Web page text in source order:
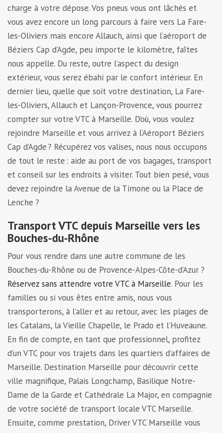
charge à votre dépose. Vos pneus vous ont lâchés et
vous avez encore un long parcours à faire vers La Fare-
les-Oliviers mais encore Allauch, ainsi que l’aéroport de
Béziers Cap d’Agde, peu importe le kilomètre, faîtes
nous appelle. Du reste, outre l’aspect du design
extérieur, vous serez ébahi par le confort intérieur. En
dernier lieu, quelle que soit votre destination, La Fare-
les-Oliviers, Allauch et Lançon-Provence, vous pourrez
compter sur votre VTC à Marseille. D’où, vous voulez
rejoindre Marseille et vous arrivez à l’Aéroport Béziers
Cap d’Agde ? Récupérez vos valises, nous nous occupons
de tout le reste : aide au port de vos bagages, transport
et conseil sur les endroits à visiter. Tout bien pesé, vous
devez rejoindre la Avenue de la Timone ou la Place de
Lenche ?
Transport VTC depuis Marseille vers les
Bouches-du-Rhône
Pour vous rendre dans une autre commune de les
Bouches-du-Rhône ou de Provence-Alpes-Côte-d’Azur ?
Réservez sans attendre votre VTC à Marseille. Pour les
familles ou si vous êtes entre amis, nous vous
transporterons, à l’aller et au retour, avec les plages de
les Catalans, la Vieille Chapelle, le Prado et l’Huveaune.
En fin de compte, en tant que professionnel, profitez
d’un VTC pour vos trajets dans les quartiers d’affaires de
Marseille. Destination Marseille pour découvrir cette
ville magnifique, Palais Longchamp, Basilique Notre-
Dame de la Garde et Cathédrale La Major, en compagnie
de votre société de transport locale VTC Marseille.
Ensuite, comme prestation, Driver VTC Marseille vous